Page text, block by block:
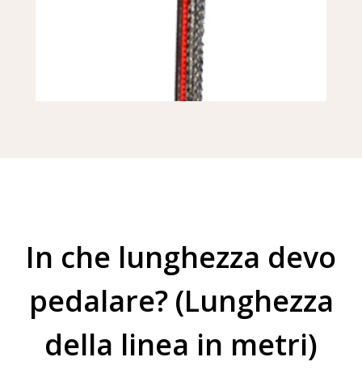
In che lunghezza devo
pedalare? (Lunghezza
della linea in metri)